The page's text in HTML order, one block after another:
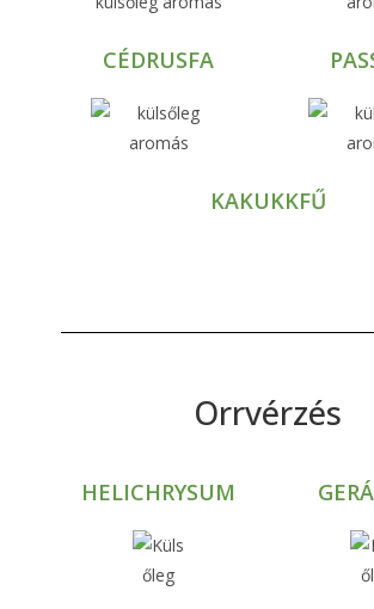
CÉDRUSFA
KAKUKKFŰ
Orrvérzés
HELICHRYSUM